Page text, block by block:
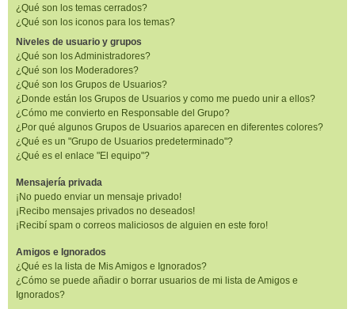
¿Qué son los temas cerrados?
¿Qué son los iconos para los temas?
Niveles de usuario y grupos
¿Qué son los Administradores?
¿Qué son los Moderadores?
¿Qué son los Grupos de Usuarios?
¿Donde están los Grupos de Usuarios y como me puedo unir a ellos?
¿Cómo me convierto en Responsable del Grupo?
¿Por qué algunos Grupos de Usuarios aparecen en diferentes colores?
¿Qué es un "Grupo de Usuarios predeterminado"?
¿Qué es el enlace "El equipo"?
Mensajería privada
¡No puedo enviar un mensaje privado!
¡Recibo mensajes privados no deseados!
¡Recibí spam o correos maliciosos de alguien en este foro!
Amigos e Ignorados
¿Qué es la lista de Mis Amigos e Ignorados?
¿Cómo se puede añadir o borrar usuarios de mi lista de Amigos e
Ignorados?